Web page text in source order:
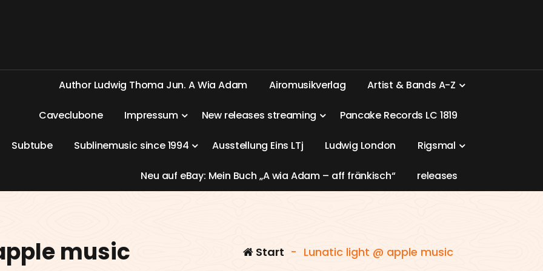
Author Ludwig Thoma Jun. AWia Adam Airomusikverlag Artist & Bands A-Z
Caveclubone Impressum New releases streaming Pancake Records LC 1819
Subtube Sublinemusic since1994 Ausstellung Eins LTj Ludwig London Rigsmal
Neu auf eBay: Mein Buch „Awia Adam – aff fränkisch“ releases
music Start - Lunatic light @ apple music